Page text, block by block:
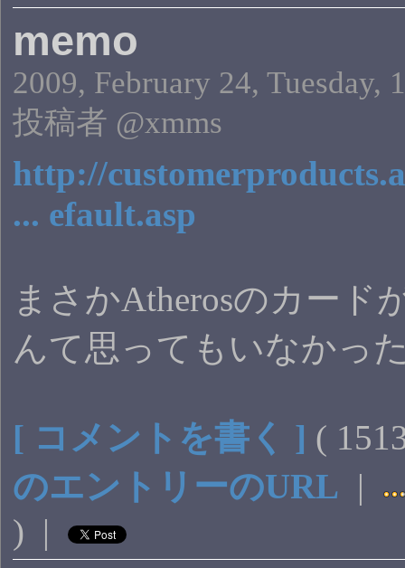
memo
2009, February 24, Tuesday,
投稿者 @xmms
http://
... efault.asp
まさかAtherosのカード
んて思ってもいなかっ
[ コメントを書く ] (
のエントリーのURL |
) |